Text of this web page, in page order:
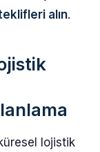
alın.
lojistik